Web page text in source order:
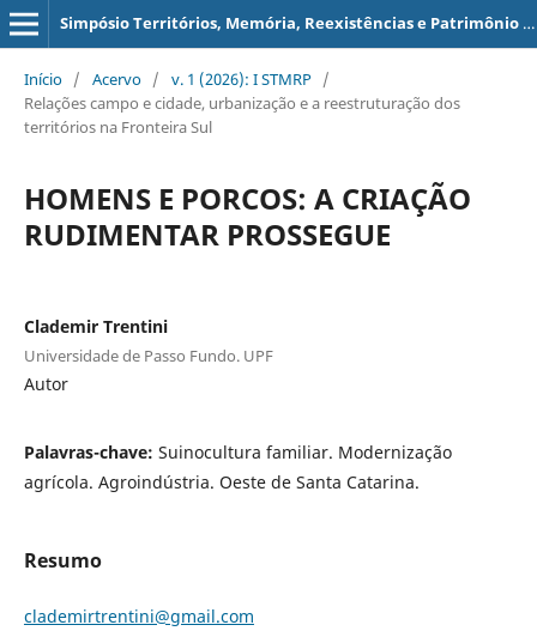
Simpósio Territórios, Memória, Reexistências e Patrimônio - STMRP
Início / Acervo / v. 1 (2026): I STMRP /
Relações campo e cidade, urbanização e a reestruturação dos
territórios na Fronteira Sul
HOMENS E PORCOS: A CRIAÇÃO
RUDIMENTAR PROSSEGUE
Clademir Trentini
Universidade de Passo Fundo. UPF
Autor
Palavras-chave: Suinocultura familiar. Modernização
agrícola. Agroindústria. Oeste de Santa Catarina.
Resumo
clademirtrentini@gmail.com